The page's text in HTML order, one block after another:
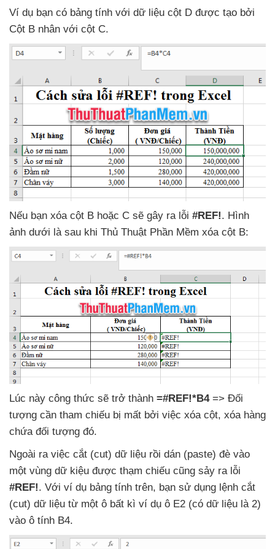
Ví dụ bạn có bảng tính với dữ liệu cột D được tạo bởi
Cột B nhân với cột C.
Nếu bạn xóa cột B hoặc C sẽ gây ra lỗi #REF!. Hình
ảnh dưới là sau khi Thủ Thuật Phần Mềm xóa cột B:
Lúc này công thức sẽ trở thành =#REF!*B4=> Đối
tượng cần tham chiếu bị mất bởi việc xóa cột, xóa hàng
chứa đối tượng đó.
Ngoài ra việc cắt (cut) dữ liệu rồi dán (paste) đè vào
một vùng dữ kiệu được thạm chiếu cũng sảy ra lỗi
#REF!. Với ví dụ bảng tính trên, bạn sử dụng lệnh cắt
(cut) dữ liệu từ một ô bất kì ví dụ ô E2 (có dữ liệu là 2)
vào ô tính B4.